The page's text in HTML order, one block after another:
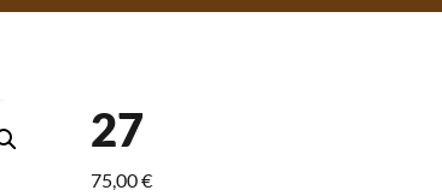
27
75,00€